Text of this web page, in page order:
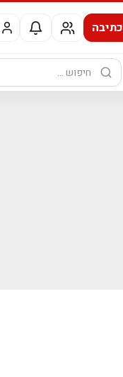
כתיבה
חיפוש: